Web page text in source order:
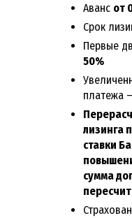
Аванс от
Срок
Первые
50%
платежа –
лизинга
ставки
сумма